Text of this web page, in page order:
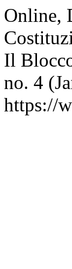
Online,
Il
no. 4
https://